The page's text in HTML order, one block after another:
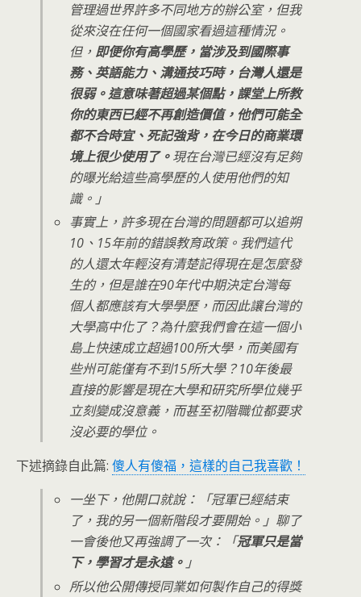
管理過世界許多不同地方的辦公室，但我
從來沒在任何一個國家看過這種情況。
但， 即便你有高學歷，當涉及到國際事
務、英語能力、溝通技巧時，台灣人還是
很弱。這意味著超過某個點，課堂上所教
你的東西已經不再創造價值，他們可能全
都不合時宜、死記強背，在今日的商業環
境上很少使用了。現在台灣已經沒有足夠
的曝光給這些高學歷的人使用他們的知
識。」
事實上，許多現在台灣的問題都可以追朔
10、15年前的錯誤教育政策。我們這代
的人還太年輕沒有清楚記得現在是怎麼發
生的，但是誰在90年代中期決定台灣每
個人都應該有大學學歷，而因此讓台灣的
大學高中化了？為什麼我們會在這一個小
島上快速成立超過100所大學，而美國有
些州可能僅有不到15所大學？10年後最
直接的影響是現在大學和研究所學位幾乎
立刻變成沒意義，而甚至初階職位都要求
沒必要的學位。
下述摘錄自此篇: 傻人有傻福，這樣的自己我喜歡！
一坐下，他開口就說：「冠軍已經結束
了，我的另一個新階段才要開始。」聊了
一會後他又再強調了一次：「冠軍只是當
下，學習才是永遠。 」
所以他公開傳授同業如何製作自己的得獎